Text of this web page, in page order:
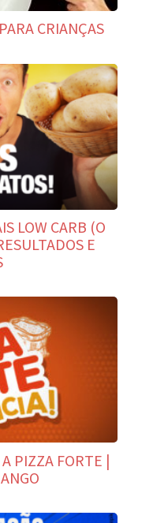
CRIANÇAS
LOW CARB (O
E
PIZZA FORTE |